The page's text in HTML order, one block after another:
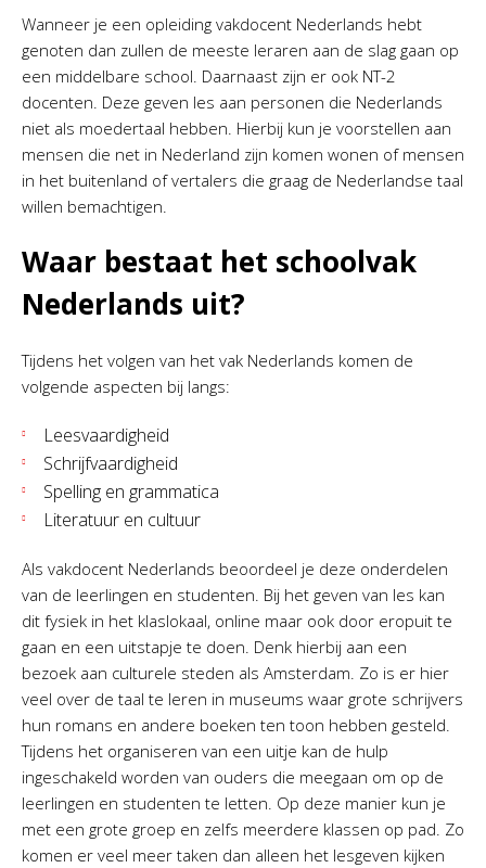
Wanneer je een opleiding vakdocent Nederlands hebt
genoten dan zullen de meeste leraren aan de slag gaan op
een middelbare school. Daarnaast zijn er ook NT-2
docenten. Deze geven les aan personen die Nederlands
niet als moedertaal hebben. Hierbij kun je voorstellen aan
mensen die net in Nederland zijn komen wonen of mensen
in het buitenland of vertalers die graag de Nederlandse taal
willen bemachtigen.
Waar bestaat het schoolvak
Nederlands uit?
Tijdens het volgen van het vak Nederlands komen de
volgende aspecten bij langs:
Leesvaardigheid
Schrijfvaardigheid
Spelling en grammatica
Literatuur en cultuur
Als vakdocent Nederlands beoordeel je deze onderdelen
van de leerlingen en studenten. Bij het geven van les kan
dit fysiek in het klaslokaal, online maar ook door eropuit te
gaan en een uitstapje te doen. Denk hierbij aan een
bezoek aan culturele steden als Amsterdam. Zo is er hier
veel over de taal te leren in museums waar grote schrijvers
hun romans en andere boeken ten toon hebben gesteld.
Tijdens het organiseren van een uitje kan de hulp
ingeschakeld worden van ouders die meegaan om op de
leerlingen en studenten te letten. Op deze manier kun je
met een grote groep en zelfs meerdere klassen op pad. Zo
komen er veel meer taken dan alleen het lesgeven kijken